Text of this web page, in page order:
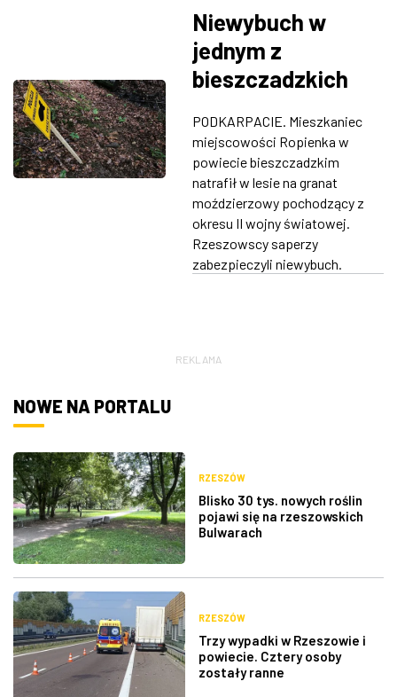
Niewybuch w
jednym z
bieszczadzkich
PODKARPACIE. Mieszkaniec
miejscowości Ropienka w
powiecie bieszczadzkim
natrafił w lesie na granat
moździerzowy pochodzący z
okresu II wojny światowej.
Rzeszowscy saperzy
zabezpieczyli niewybuch.
REKLAMA
NOWE NA PORTALU
RZESZÓW
Blisko 30 tys. nowych roślin
pojawi się na rzeszowskich
Bulwarach
RZESZÓW
Trzy wypadki w Rzeszowie i
powiecie. Cztery osoby
zostały ranne